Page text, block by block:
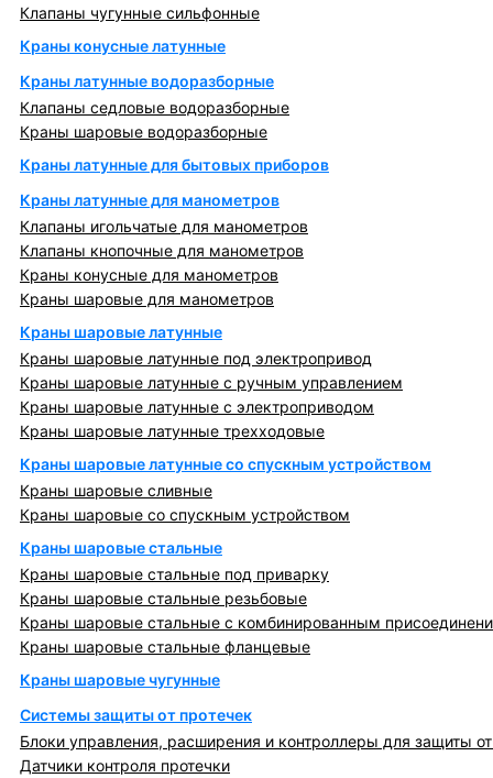
Клапаны чугунные сильфонные
Краны конусные латунные
Краны латунные водоразборные
Клапаны седловые водоразборные
Краны шаровые водоразборные
Краны латунные для бытовых приборов
Краны латунные для манометров
Клапаны игольчатые для манометров
Клапаны кнопочные для манометров
Краны конусные для манометров
Краны шаровые для манометров
Краны шаровые латунные
Краны шаровые латунные под электропривод
Краны шаровые латунные с ручным управлением
Краны шаровые латунные с электроприводом
Краны шаровые латунные трехходовые
Краны шаровые латунные со спускным устройством
Краны шаровые сливные
Краны шаровые со спускным устройством
Краны шаровые стальные
Краны шаровые стальные под приварку
Краны шаровые стальные резьбовые
Краны шаровые стальные с комбинированным
Краны шаровые стальные фланцевые
Краны шаровые чугунные
Системы защиты от протечек
Блоки управления, расширения и контроллеры для защиты
Датчики контроля протечки